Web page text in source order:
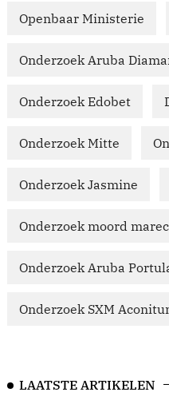
Openbaar Ministerie
Onderzoek Aruba
Onderzoek Edobet
Onderzoek Mitte
Onderzoek Jasmine
Onderzoek moord
Onderzoek Aruba
Onderzoek SXM
LAATSTE ARTIKELEN